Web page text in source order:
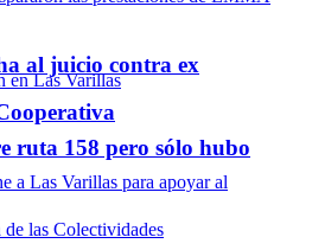
al juicio contra ex
en Las Varillas
ruta 158 pero sólo hubo